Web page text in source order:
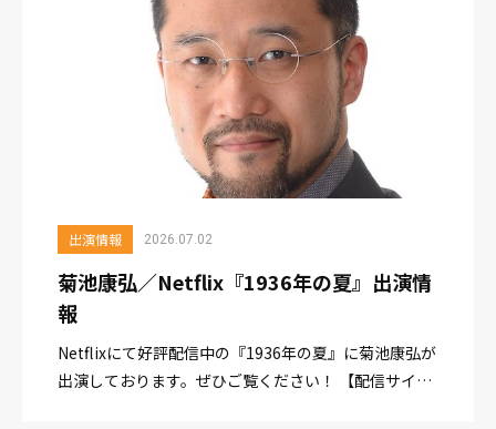
出演情報 2026.07.02
菊池康弘／Netflix『1936年の夏』出演情
報
Netflixにて好評配信中の『1936年の夏』に菊池康弘が
出演しております。ぜひご覧ください！ 【配信サイ